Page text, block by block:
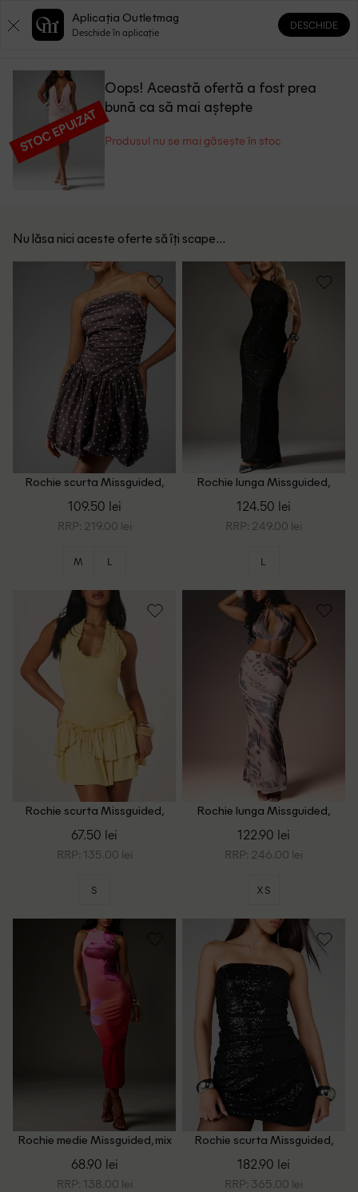
0 0
STOC EPUIZAT
Oops! Această ofertă a fost prea
bună ca să mai aștepte
Produsul nu se mai găsește în stoc
Nu lăsa nici aceste oferte să îți scape...
Rochie scurta Missguided,
109.50 lei
RRP: 219.00 lei
M L
Rochie lunga Missguided,
124.50 lei
RRP: 249.00 lei
L
Rochie scurta Missguided,
67.50 lei
RRP: 135.00 lei
S
Rochie lunga Missguided,
122.90 lei
RRP: 246.00 lei
XS
Rochie medie Missguided, mix
68.90 lei
RRP: 138.00 lei
Rochie scurta Missguided,
182.90 lei
RRP: 365.00 lei
Aplicația Outletmag
Deschide în aplicație
DESCHIDE